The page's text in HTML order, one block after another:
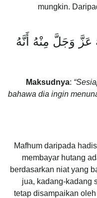
mungkin.
عَزَّ وَجَلَّ مِنْهُ أَنَّهُ
Maksudnya:
bahawa dia ingin
Mafhum daripada
membayar hutang
berdasarkan niat yang
jua, kadang-kadang
tetap disampaikan